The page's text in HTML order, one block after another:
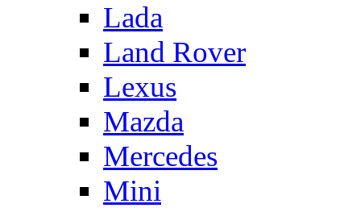
Lada
Land Rover
Lexus
Mazda
Mercedes
Mini